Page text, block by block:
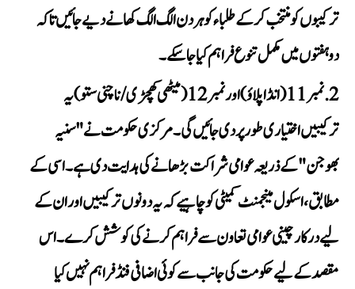
ترکیبوں کو منتخب کر کے طلباء کو ہر دن الگ الگ کھانے دیے جائیں تاکہ
دو ہفتوں میں مکمل تنوع فراہم کیا جا سکے۔
نمبر 11 (انڈا پلاؤ) اور نمبر 12 (میٹھی کھچڑی/ناچنی ستو) یہ
ترکیبیں اختیاری طور پر دی جائیں گی۔ مرکزی حکومت نے "سنیہ
بھوجن" کے ذریعہ عوامی شراکت بڑھانے کی ہدایت دی ہے۔ اسی کے
مطابق، اسکول مینجمنٹ کمیٹی کو چاہیے کہ یہ دونوں ترکیبیں اور ان کے
لیے درکار چینی عوامی تعاون سے فراہم کرنے کی کوشش کرے۔ اس
مقصد کے لیے حکومت کی جانب سے کوئی اضافی فنڈ فراہم نہیں کیا